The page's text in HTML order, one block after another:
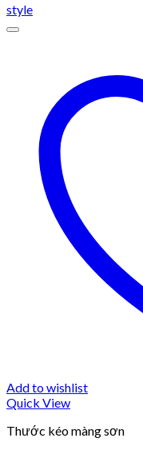
Add to wishlist
Quick View
Thước kéo màng sơn